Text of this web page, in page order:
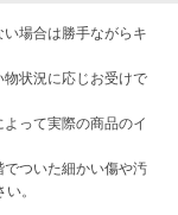
場合は勝手ながらキ
状況に応じお受けで
って実際の商品のイ
ついた細かい傷や汚
。